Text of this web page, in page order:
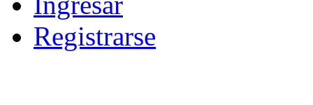
Registrarse